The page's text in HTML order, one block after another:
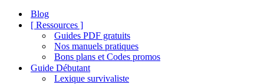
Blog
[ Ressources ]
Guides PDF gratuits
Nos manuels pratiques
Bons plans et Codes promos
Guide Débutant
Lexique survivaliste